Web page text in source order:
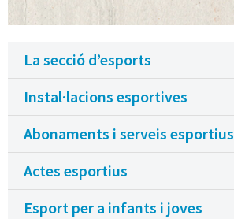
La secció d’esports
Instal·lacions esportives
Abonaments i serveis esportius
Actes esportius
Esport per a infants i joves